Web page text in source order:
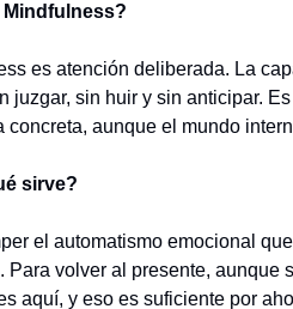
Mindfulness?
es atención deliberada. La
juzgar, sin huir y sin anticipar.
concreta, aunque el mundo
sirve?
el automatismo emocional
Para volver al presente, aunque
aquí, y eso es suficiente por